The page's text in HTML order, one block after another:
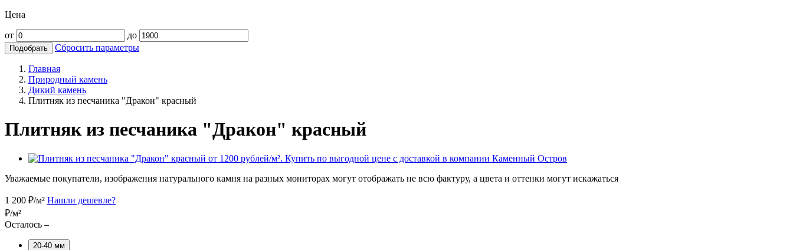
Цена
от до
Подобрать Сбросить параметры
Главная
Природный камень
Дикий камень
Плитняк из песчаника "Дракон" красный
Плитняк из песчаника "Дракон" красный
Уважаемые покупатели, изображения натурального камня на разных мониторах могут отображать не всю фактуру, а цвета и оттенки могут искажаться
1 200 ₽/м² Нашли дешевле?
₽/м²
Осталось –
20-40 мм